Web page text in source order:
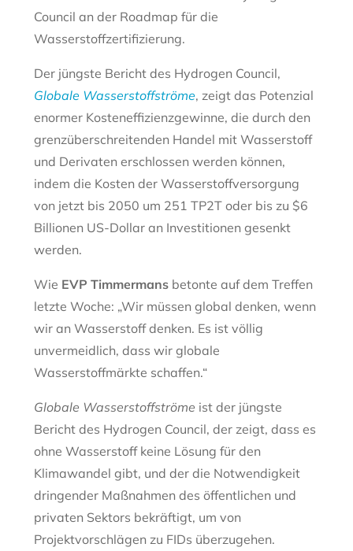
Council an der Roadmap für die
Wasserstoffzertifizierung.
Der jüngste Bericht des Hydrogen Council,
Globale Wasserstoffströme, zeigt das Potenzial
enormer Kosteneffizienzgewinne, die durch den
grenzüberschreitenden Handel mit Wasserstoff
und Derivaten erschlossen werden können,
indem die Kosten der Wasserstoffversorgung
von jetzt bis 2050 um 251 TP2T oder bis zu $6
Billionen US-Dollar an Investitionen gesenkt
werden.
Wie EVP Timmermansbetonte auf dem Treffen
letzte Woche: „Wir müssen global denken, wenn
wir an Wasserstoff denken. Es ist völlig
unvermeidlich, dass wir globale
Wasserstoffmärkte schaffen.“
Globale Wasserstoffströme ist der jüngste
Bericht des Hydrogen Council, der zeigt, dass es
ohne Wasserstoff keine Lösung für den
Klimawandel gibt, und der die Notwendigkeit
dringender Maßnahmen des öffentlichen und
privaten Sektors bekräftigt, um von
Projektvorschlägen zu FIDs überzugehen.